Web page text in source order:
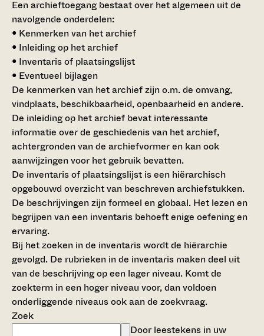
Een archieftoegang bestaat over het algemeen uit de
navolgende onderdelen:
• Kenmerken van het archief
• Inleiding op het archief
• Inventaris of plaatsingslijst
• Eventueel bijlagen
De kenmerken van het archief zijn o.m. de omvang,
vindplaats, beschikbaarheid, openbaarheid en andere.
De inleiding op het archief bevat interessante
informatie over de geschiedenis van het archief,
achtergronden van de archiefvormer en kan ook
aanwijzingen voor het gebruik bevatten.
De inventaris of plaatsingslijst is een hiërarchisch
opgebouwd overzicht van beschreven archiefstukken.
De beschrijvingen zijn formeel en globaal. Het lezen en
begrijpen van een inventaris behoeft enige oefening en
ervaring.
Bij het zoeken in de inventaris wordt de hiërarchie
gevolgd. De rubrieken in de inventaris maken deel uit
van de beschrijving op een lager niveau. Komt de
zoekterm in een hoger niveau voor, dan voldoen
onderliggende niveaus ook aan de zoekvraag.
Zoek
Door leestekens in uw